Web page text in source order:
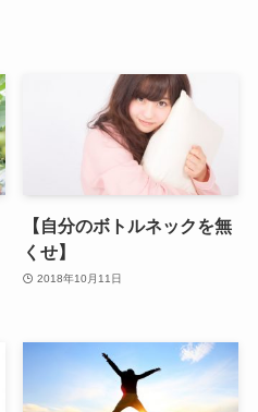
【自分のボトルネックを無
くせ】
2018年10月11日